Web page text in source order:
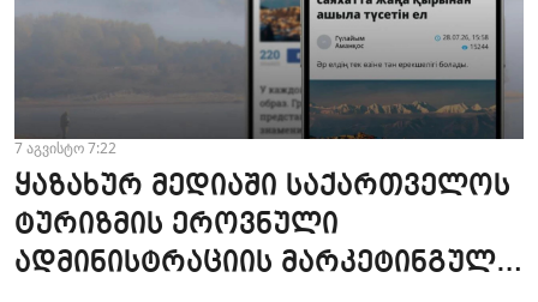
7 აგვისტო 7:22
ყაზახურ მედიაში საქართველოს
ტურიზმის ეროვნული
ადმინისტრაციის მარკეტინგული